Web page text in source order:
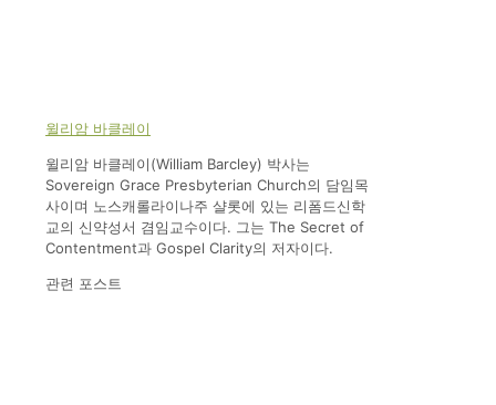
윌리암 바클레이
윌리암 바클레이(William Barcley) 박사는
Sovereign Grace Presbyterian Church의 담임목
사이며 노스캐롤라이나주 샬롯에 있는 리폼드신학
교의 신약성서 겸임교수이다. 그는 The Secret of
Contentment과 Gospel Clarity의 저자이다.
관련 포스트